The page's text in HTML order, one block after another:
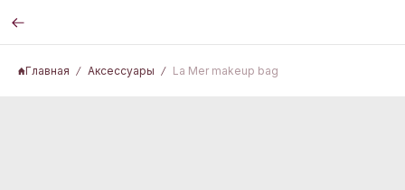
Главная Аксессуары La Mer makeup bag